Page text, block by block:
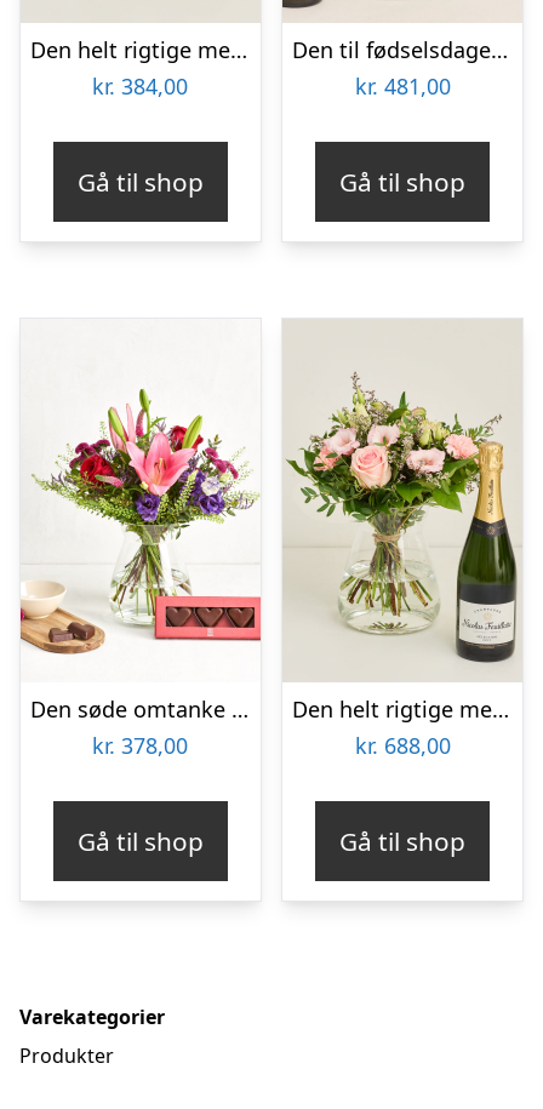
Den helt rigtige med Lakridseriet Skagen
kr. 384,00
Gå til shop
Den til fødselsdagen med Les Amourettes, Sauvignon Blanc
kr. 481,00
Gå til shop
Den søde omtanke med marcipanhjerter
kr. 378,00
Gå til shop
Den helt rigtige med Nicolas Feuillatte, Sélection Brut, Champagne
kr. 688,00
Gå til shop
Varekategorier
Produkter